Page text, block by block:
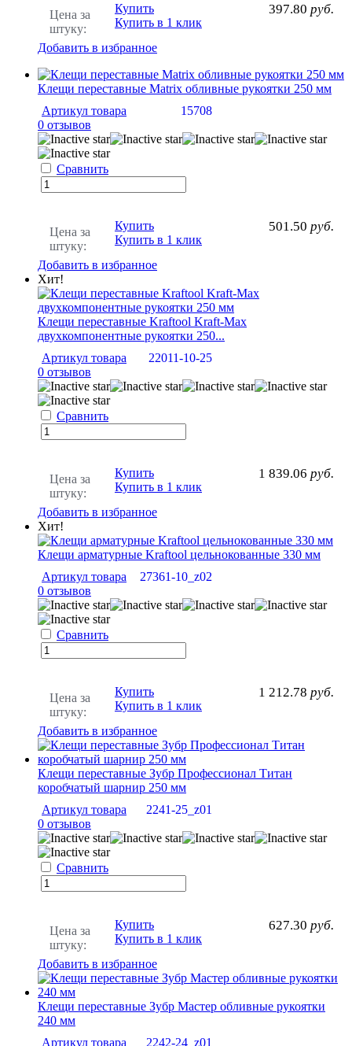
Цена за
штуку:
397.80 руб.
Купить
Купить в 1 клик
Добавить в избранное
Клещи переставные Matrix обливные рукоятки 250 мм
Артикул товара
15708
0 отзывов
Сравнить
Цена за
штуку:
501.50 руб.
Купить
Купить в 1 клик
Добавить в избранное
Хит!
Клещи переставные Kraftool Kraft-Max
двухкомпонентные рукоятки 250...
Артикул товара
22011-10-25
0 отзывов
Сравнить
Цена за
штуку:
1 839.06 руб.
Купить
Купить в 1 клик
Добавить в избранное
Хит!
Клещи арматурные Kraftool цельнокованные 330 мм
Артикул товара
27361-10_z02
0 отзывов
Сравнить
Цена за
штуку:
1 212.78 руб.
Купить
Купить в 1 клик
Добавить в избранное
Клещи переставные Зубр Профессионал Титан
коробчатый шарнир 250 мм
Артикул товара
2241-25_z01
0 отзывов
Сравнить
Цена за
штуку:
627.30 руб.
Купить
Купить в 1 клик
Добавить в избранное
Клещи переставные Зубр Мастер обливные рукоятки
240 мм
Артикул товара
2242-24_z01